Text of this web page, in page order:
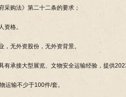
采购法》第二十二条的要求；
资格。
无外资股份，无外资背景。
有承接大型展览、文物安全运输经验，提供
运输不少于100件/套。